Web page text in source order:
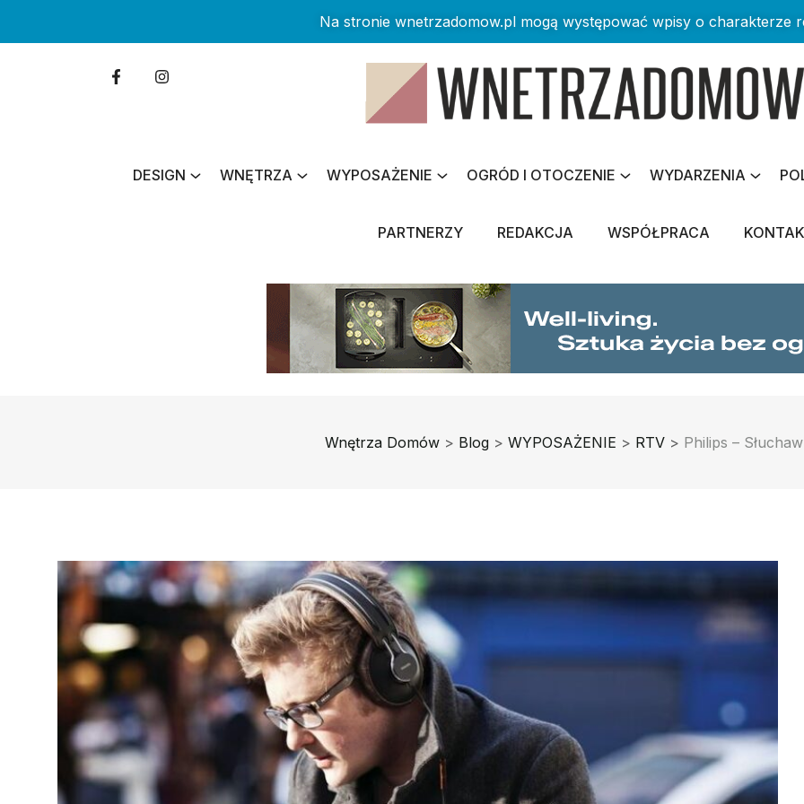
Na stronie wnetrzadomow.pl mogą występować wpisy o charakterze
DESIGN WNĘTRZA WYPOSAŻENIE OGRÓD I OTOCZENIE WYDARZENIA
PARTNERZY REDAKCJA WSPÓŁPRACA
Wnętrza Domów > Blog > WYPOSAŻENIE > RTV > Philips –